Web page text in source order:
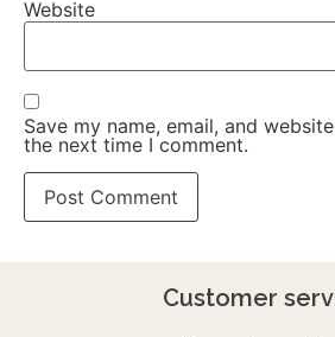
Website
Save my name, email, and
the next time I comment.
Customer